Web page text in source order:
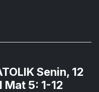
Senin, 12
5: 1-12